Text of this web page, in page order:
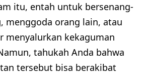
itu, entah untuk bersenang-
menggoda orang lain, atau
menyalurkan kekaguman
tahukah Anda bahwa
tersebut bisa berakibat